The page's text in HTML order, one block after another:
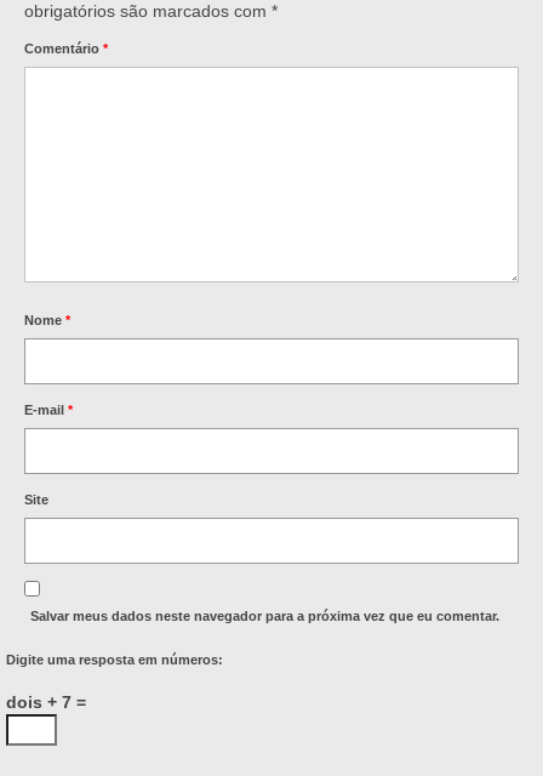
obrigatórios são marcados com *
Comentário *
Nome *
E-mail *
Site
Salvar meus dados neste navegador para a próxima vez que eu comentar.
Digite uma resposta em números:
dois + 7 =